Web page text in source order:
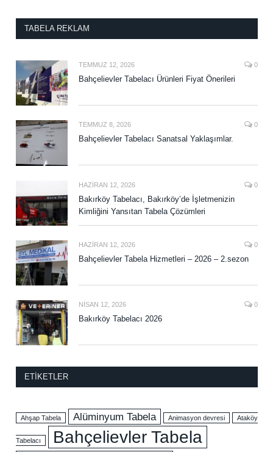
TABELA REKLAM
TEMMUZ 12, 2026 0
Bahçelievler Tabelacı Ürünleri Fiyat Önerileri
TEMMUZ 8, 2026 0
Bahçelievler Tabelacı Sanatsal Yaklaşımlar.
HAZIRAN 12, 2026 0
Bakırköy Tabelacı, Bakırköy’de İşletmenizin
Kimliğini Yansıtan Tabela Çözümleri
HAZIRAN 12, 2026 0
Bahçelievler Tabela Hizmetleri – 2026 – 2.sezon
NISAN 12, 2026 0
Bakırköy Tabelacı 2026
ETIKETLER
Ahşap Tabela Alüminyum Tabela Animasyon devresi Ataköy
Tabelacı Bahçelievler Tabela